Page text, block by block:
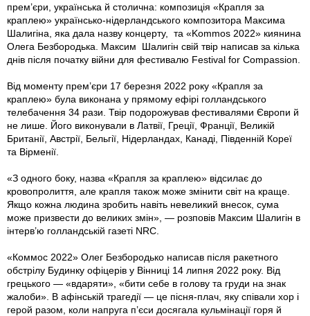
прем’єри, українська й столична: композиція «Крапля за
краплею» українсько-нідерландського композитора Максима
Шалигіна, яка дала назву концерту, та «Kommos 2022» киянина
Олега Безбородька. Максим Шалигін свій твір написав за кілька
днів після початку війни для фестивалю Festival for Compassion.
Від моменту прем’єри 17 березня 2022 року «Крапля за
краплею» була виконана у прямому ефірі голландського
телебачення 34 рази. Твір подорожував фестивалями Європи й
не лише. Його виконували в Латвії, Греції, Франції, Великій
Британії, Австрії, Бельгії, Нідерландах, Канаді, Південній Кореї
та Вірменії.
«З одного боку, назва «Крапля за краплею» відсилає до
кровопролиття, але крапля також може змінити світ на краще.
Якщо кожна людина зробить навіть невеликий внесок, сума
може призвести до великих змін», — розповів Максим Шалигін в
інтерв’ю голландській газеті NRC.
«Коммос 2022» Олег Безбородько написав після ракетного
обстрілу Будинку офіцерів у Вінниці 14 липня 2022 року. Від
грецького — «вдаряти», «бити себе в голову та груди на знак
жалоби». В афінській трагедії — це пісня-плач, яку співали хор і
герой разом, коли напруга п’єси досягала кульмінації горя й